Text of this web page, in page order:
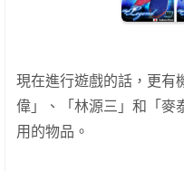
現在進行遊戲的話，更有
偉」、「林源三」和「麥
用的物品。